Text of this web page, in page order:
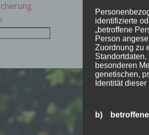
identifizierte
„betroffene
Person
Zuordnung zu
besonderen
genetischen,
Identität
b) betroffene